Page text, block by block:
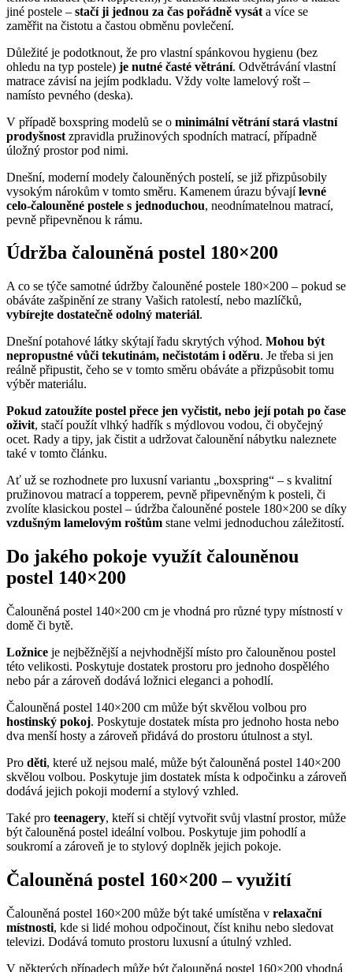
jiné postele – stačí ji jednou za čas pořádně vysát a více se
zaměřit na čistotu a častou obměnu povlečení.
Důležité je podotknout, že pro vlastní spánkovou hygienu (bez
ohledu na typ postele) je nutné časté větrání. Odvětrávání vlastní
matrace závisí na jejím podkladu. Vždy volte lamelový rošt –
namísto pevného (deska).
V případě boxspring modelů se o minimální větrání stará vlastní
prodyšnost zpravidla pružinových spodních matrací, případně
úložný prostor pod nimi.
Dnešní, moderní modely čalouněných postelí, se již přizpůsobily
vysokým nárokům v tomto směru. Kamenem úrazu bývajílevné
celo-čalouněné postele s jednoduchou, neodnímatelnou matrací,
pevně připevněnou k rámu.
Údržba čalouněná postel 180×200
A co se týče samotné údržby čalouněné postele 180×200 – pokud se
obáváte zašpinění ze strany Vašich ratolestí, nebo mazlíčků,
vybírejte dostatečně odolný materiál.
Dnešní potahové látky skýtají řadu skrytých výhod. Mohou být
nepropustné vůči tekutinám, nečistotám i oděru. Je třeba si jen
reálně připustit, čeho se v tomto směru obáváte a přizpůsobit tomu
výběr materiálu.
Pokud zatoužíte postel přece jen vyčistit, nebo její potah po čase
oživit, stačí použít vlhký hadřík s mýdlovou vodou, či obyčejný
ocet. Rady a tipy, jak čistit a udržovat čalounění nábytku naleznete
také v tomto článku.
Ať už se rozhodnete pro luxusní variantu „boxspring“ – s kvalitní
pružinovou matrací a topperem, pevně připevněným k posteli, či
zvolíte klasickou postel – údržba čalouněné postele 180×200 se díky
vzdušným lamelovým roštům stane velmi jednoduchou záležitostí.
Do jakého pokoje využít čalouněnou
postel 140×200
Čalouněná postel 140×200 cm je vhodná pro různé typy místností v
domě či bytě.
Ložnice je nejběžnější a nejvhodnější místo pro čalouněnou postel
této velikosti. Poskytuje dostatek prostoru pro jednoho dospělého
nebo pár a zároveň dodává ložnici eleganci a pohodlí.
Čalouněná postel 140×200 cm může být skvělou volbou pro
hostinský pokoj. Poskytuje dostatek místa pro jednoho hosta nebo
dva menší hosty a zároveň přidává do prostoru útulnost a styl.
Pro děti, které už nejsou malé, může být čalouněná postel 140×200
skvělou volbou. Poskytuje jim dostatek místa k odpočinku a zároveň
dodává jejich pokoji moderní a stylový vzhled.
Také pro teenagery, kteří si chtějí vytvořit svůj vlastní prostor, může
být čalouněná postel ideální volbou. Poskytuje jim pohodlí a
soukromí a zároveň je to stylový doplněk jejich pokoje.
Čalouněná postel 160×200 – využití
Čalouněná postel 160×200 může být také umístěna v relaxační
místnosti, kde si lidé mohou odpočinout, číst knihu nebo sledovat
televizi. Dodává tomuto prostoru luxusní a útulný vzhled.
V některých případech může být čalouněná postel 160×200 vhodná